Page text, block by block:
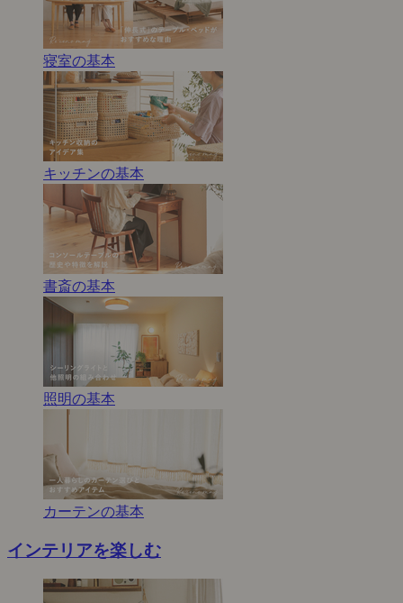
寝室の基本
キッチンの基本
書斎の基本
照明の基本
カーテンの基本
インテリアを楽しむ